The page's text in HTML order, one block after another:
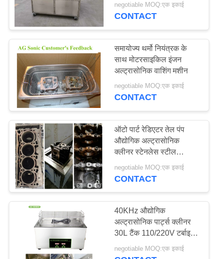
POLICY
चिकित्सकीय
अल्ट्रासोनिक क्लीनर
29
अल्ट्रासोनिक सर्किट बोर्ड
क्लीनर
negotiable MOQ:एक इकाई
CONTACT
समायोज्य थर्मो नियंत्रक के
साथ मोटरसाइकिल इंजन
अल्ट्रासोनिक वाशिंग मशीन
negotiable MOQ:एक इकाई
CONTACT
ऑटो पार्ट रेडिएटर तेल पंप
औद्योगिक अल्ट्रासोनिक
क्लीनर स्टेनलेस स्टील
304/316
negotiable MOQ:एक इकाई
CONTACT
40KHz औद्योगिक
अल्ट्रासोनिक पार्ट्स क्लीनर
30L टैंक 110/220V टर्बाइन
ईंधन नोजल के लिए
negotiable MOQ:एक इकाई